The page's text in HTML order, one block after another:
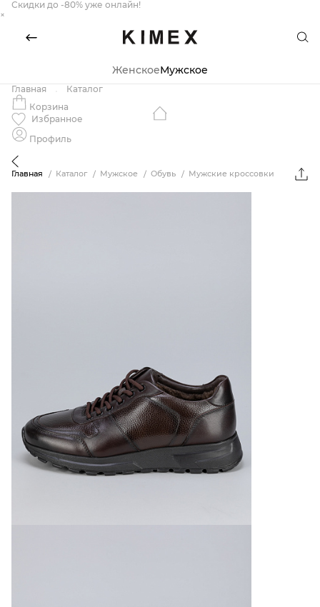
Скидки до -80% уже онлайн!
×
ЖенскоеМужское
Главная
Каталог
Корзина
Избранное
Профиль
Главная Каталог Мужское Обувь Мужские кроссовки